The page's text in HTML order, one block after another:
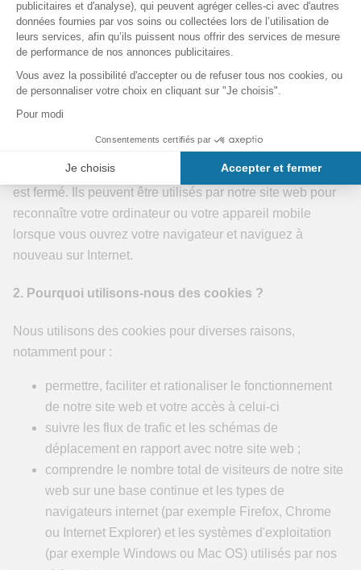
Les cookies peuvent rester sur votre ordinateur ou votre
appareil mobile pendant différentes périodes de temps.
Certains cookies sont des cookies de session, c'est-à-dire
session de navigation et qu'ils expirent lorsque vous
fermez votre navigateur. D'autres cookies sont des cookies
ordinateur ou votre appareil mobile pendant une période
déterminée et ne sont pas supprimés lorsque le navigateur
est fermé. Ils peuvent être utilisés par notre site web pour
reconnaître votre ordinateur ou votre appareil mobile
lorsque vous ouvrez votre navigateur et naviguez à
nouveau sur Internet.
2. Pourquoi utilisons-nous des cookies ?
Nous utilisons des cookies pour diverses raisons,
notamment pour :
permettre, faciliter et rationaliser le fonctionnement
de notre site web et votre accès à celui-ci
suivre les flux de trafic et les schémas de
déplacement en rapport avec notre site web ;
comprendre le nombre total de visiteurs de notre site
web sur une base continue et les types de
navigateurs internet (par exemple Firefox, Chrome
ou Internet Explorer) et les systèmes d'exploitation
(par exemple Windows ou Mac OS) utilisés par nos